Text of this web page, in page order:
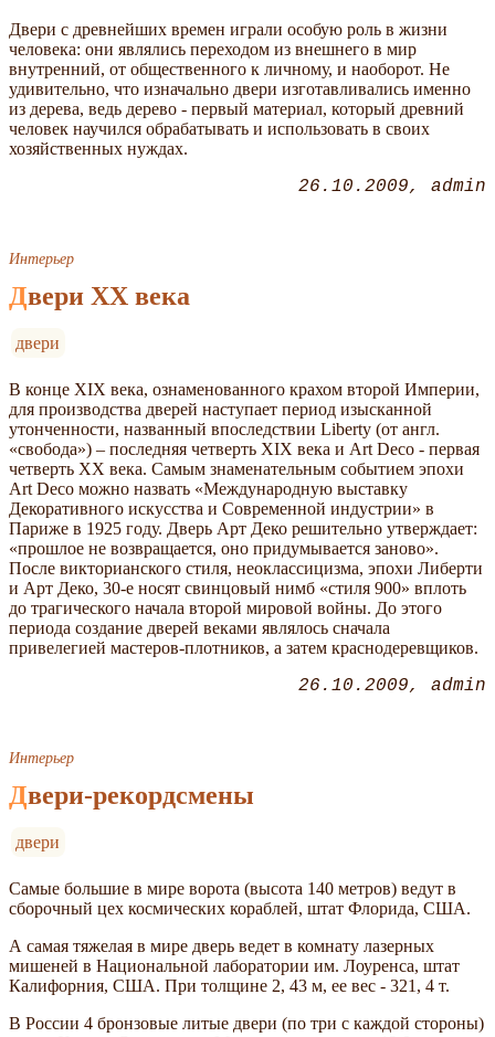
Двери с древнейших времен играли особую роль в жизни
человека: они являлись переходом из внешнего в мир
внутренний, от общественного к личному, и наоборот. Не
удивительно, что изначально двери изготавливались именно
из дерева, ведь дерево - первый материал, который древний
человек научился обрабатывать и использовать в своих
хозяйственных нуждах.
26.10.2009 admin
Интерьер
Двери XX века
двери
В конце XIX века, ознаменованного крахом второй Империи,
для производства дверей наступает период изысканной
утонченности, названный впоследствии Liberty (от англ.
«свобода») – последняя четверть XIX века и Art Deco - первая
четверть XX века. Самым знаменательным событием эпохи
Art Deco можно назвать «Международную выставку
Декоративного искусства и Современной индустрии» в
Париже в 1925 году. Дверь Арт Деко решительно утверждает:
«прошлое не возвращается, оно придумывается заново».
После викторианского стиля, неоклассицизма, эпохи Либерти
и Арт Деко, 30-е носят свинцовый нимб «стиля 900» вплоть
до трагического начала второй мировой войны. До этого
периода создание дверей веками являлось сначала
привелегией мастеров-плотников, а затем краснодеревщиков.
26.10.2009 admin
Интерьер
Двери-рекордсмены
двери
Самые большие в мире ворота (высота 140 метров) ведут в
сборочный цех космических кораблей, штат Флорида, США.
А самая тяжелая в мире дверь ведет в комнату лазерных
мишеней в Национальной лаборатории им. Лоуренса, штат
Калифорния, США. При толщине 2, 43 м, ее вес - 321, 4 т.
В России 4 бронзовые литые двери (по три с каждой стороны)